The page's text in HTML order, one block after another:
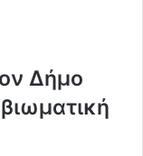
Δήμο